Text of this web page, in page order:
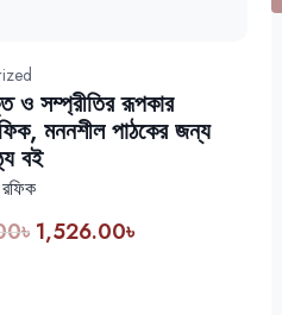
ও সম্প্রীতির রূপকার
মননশীল পাঠকের জন্য
বই
৳ Original
1,526.00৳Current